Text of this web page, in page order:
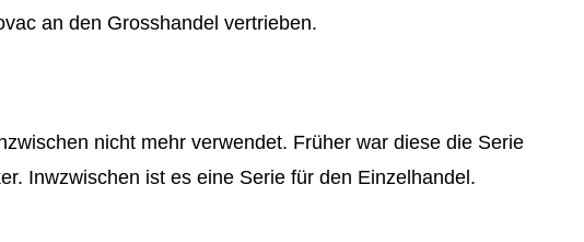
an den Grosshandel vertrieben.
nicht mehr verwendet. Früher war diese die Serie
Inwzwischen ist es eine Serie für den Einzelhandel.